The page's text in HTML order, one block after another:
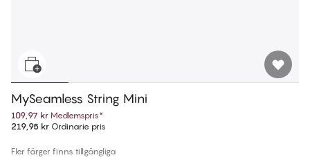
MySeamless String Mini
109,97 kr Medlemspris*
219,95 kr Ordinarie pris
Fler färger finns tillgängliga